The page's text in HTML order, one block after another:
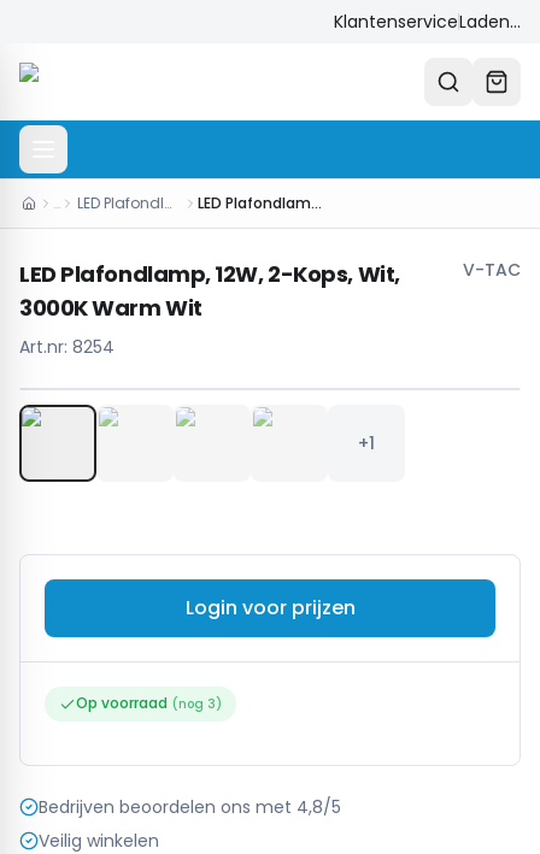
KlantenserviceLaden...
… LED Plafondlampen LED Plafondlamp, 12W, 2-Kops, Wit, 3000K Warm Wit
LED Plafondlamp, 12W, 2-Kops, Wit,
3000K Warm Wit
V-TAC
Art.nr: 8254
+1
Login voor prijzen
Op voorraad (nog 3)
Bedrijven beoordelen ons met 4,8/5
Veilig winkelen